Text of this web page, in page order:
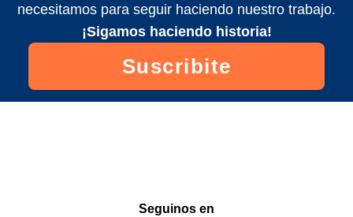
necesitamos para seguir haciendo nuestro trabajo.
¡Sigamos haciendo historia!
Suscribite
Seguinos en